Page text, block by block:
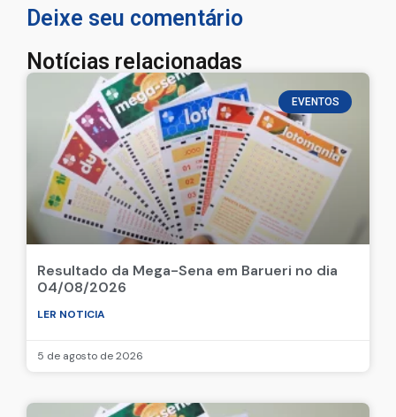
Deixe seu comentário
Notícias relacionadas
EVENTOS
Resultado da Mega-Sena em Barueri no dia
04/08/2026
LER NOTICIA
5 de agosto de 2026